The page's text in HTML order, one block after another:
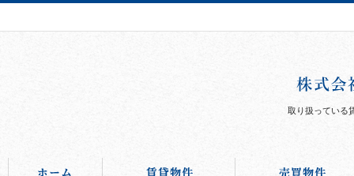
取り扱っている